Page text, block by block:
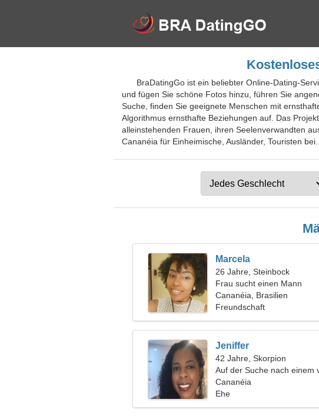
BraDatingGo ist ein beliebter Online-Dating-
und fügen Sie schöne Fotos hinzu, führen Sie
Suche, finden Sie geeignete Menschen mit
Algorithmus ernsthafte Beziehungen auf. Das
alleinstehenden Frauen, ihren Seelenverwandten
Cananéia für Einheimische, Ausländer, Touristen bei.
Marcela
26 Jahre, Steinbock
Frau sucht einen Mann
Cananéia, Brasilien
Freundschaft
Jeniffer
42 Jahre, Skorpion
Auf der Suche nach einem
Freund fürs Leben
Cananéia
Ehe